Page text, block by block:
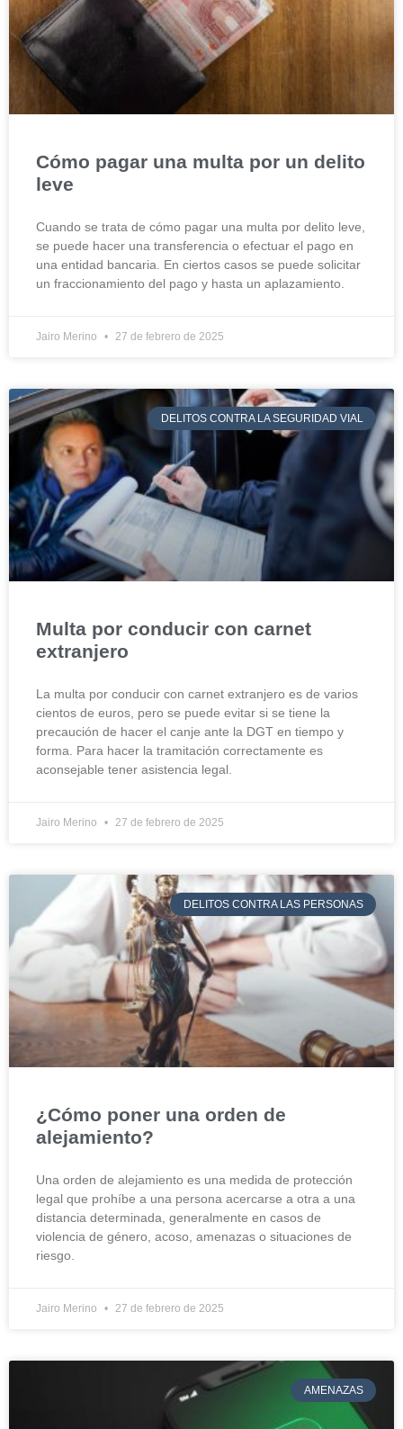
Cómo pagar una multa por un delito
leve
Cuando se trata de cómo pagar una multa por delito leve,
se puede hacer una transferencia o efectuar el pago en
una entidad bancaria. En ciertos casos se puede solicitar
un fraccionamiento del pago y hasta un aplazamiento.
Jairo Merino 27 de febrero de 2025
DELITOS CONTRA LA SEGURIDAD VIAL
Multa por conducir con carnet
extranjero
La multa por conducir con carnet extranjero es de varios
cientos de euros, pero se puede evitar si se tiene la
precaución de hacer el canje ante la DGT en tiempo y
forma. Para hacer la tramitación correctamente es
aconsejable tener asistencia legal.
Jairo Merino 27 de febrero de 2025
DELITOS CONTRA LAS PERSONAS
¿Cómo poner una orden de
alejamiento?
Una orden de alejamiento es una medida de protección
legal que prohíbe a una persona acercarse a otra a una
distancia determinada, generalmente en casos de
violencia de género, acoso, amenazas o situaciones de
riesgo.
Jairo Merino 27 de febrero de 2025
AMENAZAS